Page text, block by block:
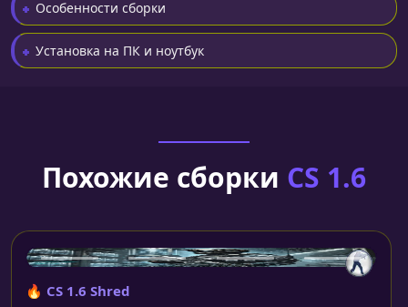
Особенности сборки
Установка на ПК и ноутбук
Похожие сборки CS 1.6
🔥 CS 1.6 Shred